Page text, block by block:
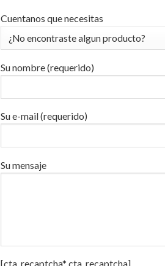
Cuentanos que necesitas
Su nombre (requerido)
Su e-mail (requerido)
Su mensaje
[cta_recaptcha* cta_recaptcha]